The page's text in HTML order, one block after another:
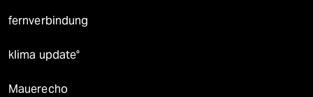
fernverbindung
klima update°
Mauerecho